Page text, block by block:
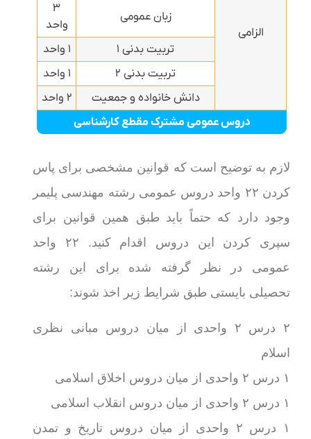
دروس عمومی مشترک مقطع کارشناسی
الزامی
زبان عمومی
۳
واحد
تربیت بدنی ۱
۱ واحد
تربیت بدنی ۲
۱ واحد
دانش خانواده و جمعیت
۲ واحد
لازم به توضیح است که قوانین مشخصی برای پاس
کردن ۲۲ واحد دروس عمومی رشته مهندسی پلیمر
وجود دارد که حتماً باید طبق همین قوانین برای
سپری کردن این دروس اقدام کنید. ۲۲ واحد
عمومی در نظر گرفته شده برای این رشته
تحصیلی بایستی طبق شرایط زیر اخذ شوند:
۲ درس ۲ واحدی از میان دروس مبانی نظری
اسلام
۱ درس ۲ واحدی از میان دروس اخلاق اسلامی
۱ درس ۲ واحدی از میان دروس انقلاب اسلامی
۱ درس ۲ واحدی از میان دروس تاریخ و تمدن